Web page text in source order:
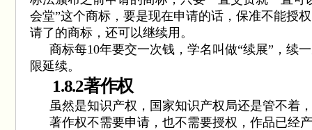
会堂”这个商标，要是现在申请的话，保准不能授
请了的商标，还可以继续用。
商标每10年要交一次钱，学名叫做“续展” ，续
限延续。
1.8.2著作权
虽然是知识产权，国家知识产权局还是管不着
著作权不需要申请，也不需要授权，作品已经